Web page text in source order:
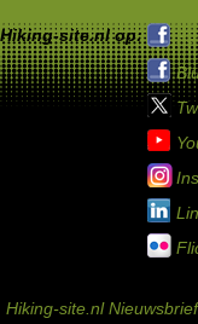
Hiking-site.nl op:
Hiking-site.nl Nieuwsbrief